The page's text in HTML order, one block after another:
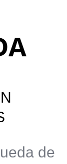
de